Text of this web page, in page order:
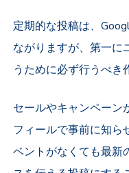
定期的な投稿は、
ながりますが、第一に
うために必ず行うべき
セールやキャンペーン
フィールで事前に知ら
ベントがなくても最新